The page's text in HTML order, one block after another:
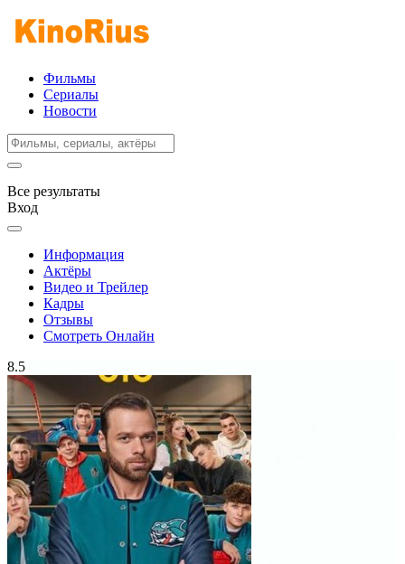
Фильмы
Сериалы
Новости
Все результаты
Вход
Информация
Актёры
Видео и Трейлер
Кадры
Отзывы
Смотреть Онлайн
8.5